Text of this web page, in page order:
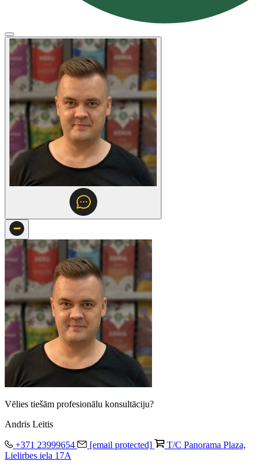
Vēlies tiešām profesionālu konsultāciju?
Andris Leitis
+371 23999654 [email protected]
T/C Panorama Plaza,
Lielirbes iela 17A